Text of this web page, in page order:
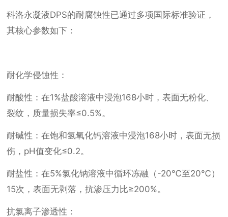
科洛永凝液DPS的耐腐蚀性已通过多项国际标准验证，
其核心参数如下：
耐化学侵蚀性：
耐酸性：在1%盐酸溶液中浸泡168小时，表面无粉化、
裂纹，质量损失率≤0.5%。
耐碱性：在饱和氢氧化钙溶液中浸泡168小时，表面无损
伤，pH值变化≤0.2。
耐盐性：在5%氯化钠溶液中循环冻融（-20℃至20℃）
15次，表面无剥落，抗渗压力比≥200%。
抗氯离子渗透性：